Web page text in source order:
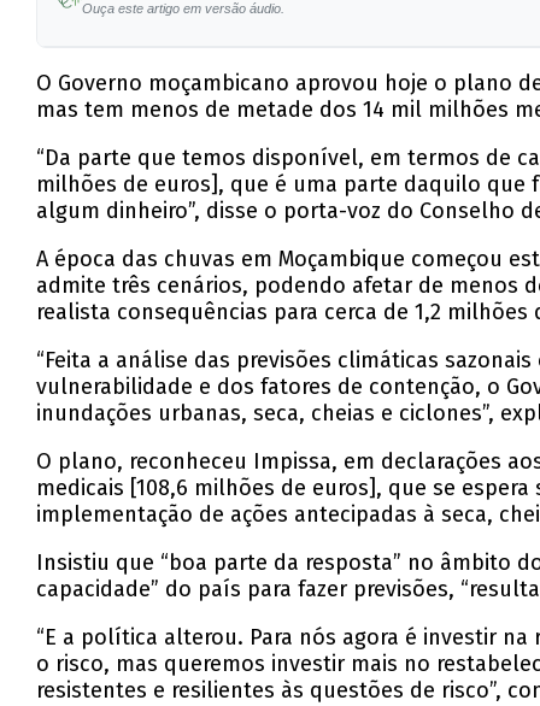
Ouça este artigo em versão áudio.
O Governo moçambicano aprovou hoje o plano
mas tem menos de metade dos 14 mil milhões
“Da parte que temos disponível, em termos de
milhões de euros], que é uma parte daquilo
algum dinheiro”, disse o porta-voz do Conselho
A época das chuvas em Moçambique começou
admite três cenários, podendo afetar de menos
realista consequências para cerca de 1,2
“Feita a análise das previsões climáticas
vulnerabilidade e dos fatores de contenção, o
inundações urbanas, seca, cheias e ciclones”,
O plano, reconheceu Impissa, em declarações
medicais [108,6 milhões de euros], que se
implementação de ações antecipadas à seca,
Insistiu que “boa parte da resposta” no âmbito
capacidade” do país para fazer previsões,
“E a política alterou. Para nós agora é investir
o risco, mas queremos investir mais no
resistentes e resilientes às questões de risco”,